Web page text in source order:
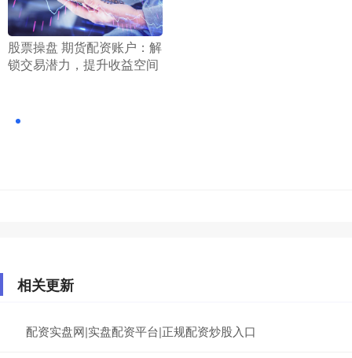
​股票操盘 期货配资账户：解
锁交易潜力，提升收益空间
相关更新
配资实盘网|实盘配资平台|正规配资炒股入口